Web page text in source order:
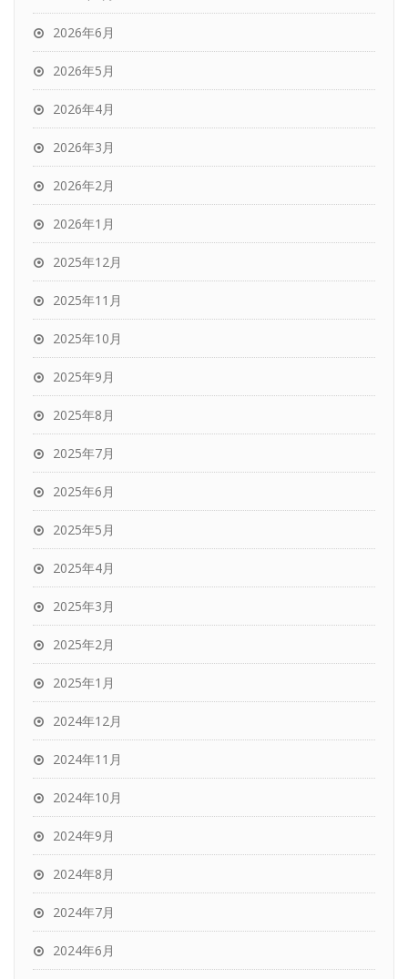
2026年6月
2026年5月
2026年4月
2026年3月
2026年2月
2026年1月
2025年12月
2025年11月
2025年10月
2025年9月
2025年8月
2025年7月
2025年6月
2025年5月
2025年4月
2025年3月
2025年2月
2025年1月
2024年12月
2024年11月
2024年10月
2024年9月
2024年8月
2024年7月
2024年6月